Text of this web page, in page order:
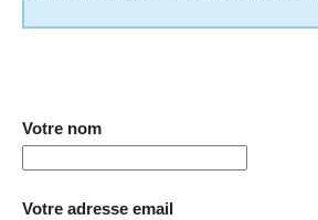
Votre nom
Votre adresse email